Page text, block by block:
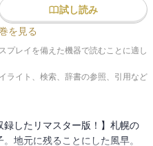
試し読み
を見る
レイを備えた機器で読むことに適し
ライト、検索、辞書の参照、引用など
録したリマスター版！】札幌の
地元に残ることにした風早。